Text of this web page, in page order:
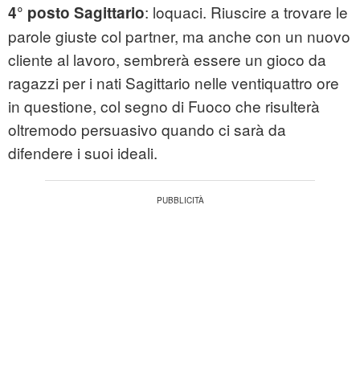
4° posto Sagittario: loquaci. Riuscire a trovare le
parole giuste col partner, ma anche con un nuovo
cliente al lavoro, sembrerà essere un gioco da
ragazzi per i nati Sagittario nelle ventiquattro ore
in questione, col segno di Fuoco che risulterà
oltremodo persuasivo quando ci sarà da
difendere i suoi ideali.